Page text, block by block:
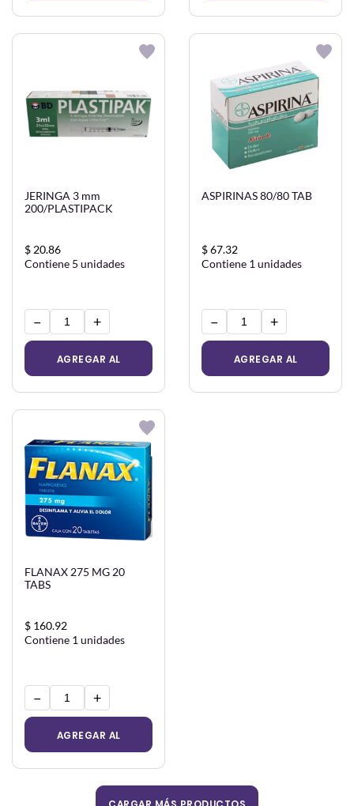
CARRITO CARRITO
JERINGA 3 mm
200/PLASTIPACK
$ 20.86
Contiene 5 unidades
− +
AGREGAR AL
CARRITO
ASPIRINAS 80/80 TAB
$ 67.32
Contiene 1 unidades
− +
AGREGAR AL
CARRITO
FLANAX 275 MG 20
TABS
$ 160.92
Contiene 1 unidades
− +
AGREGAR AL
CARRITO